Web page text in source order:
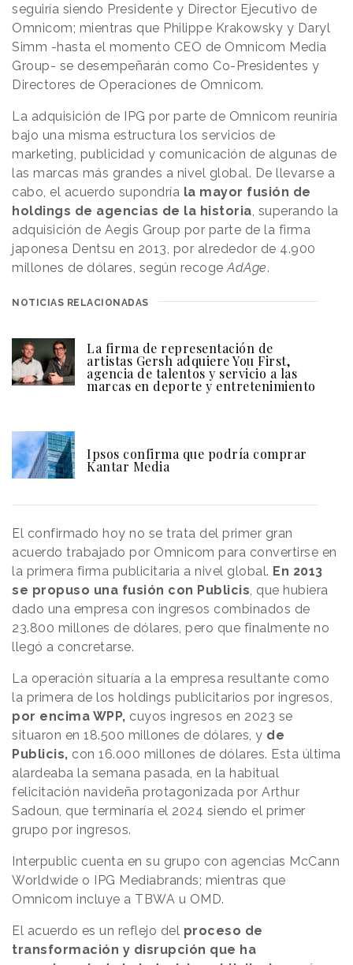
seguiría siendo Presidente y Director Ejecutivo de
Omnicom; mientras que Philippe Krakowsky y Daryl
Simm -hasta el momento CEO de Omnicom Media
Group- se desempeñarán como Co-Presidentes y
Directores de Operaciones de Omnicom.
La adquisición de IPG por parte de Omnicom reuniría
bajo una misma estructura los servicios de
marketing, publicidad y comunicación de algunas de
las marcas más grandes a nivel global. De llevarse a
cabo, el acuerdo supondría la mayor fusión de
holdings de agencias de la historia , superando la
adquisición de Aegis Group por parte de la firma
japonesa Dentsu en 2013, por alrededor de 4.900
millones de dólares, según recoge AdAge.
NOTICIAS RELACIONADAS
La firma de representación de
artistas Gersh adquiere You First,
agencia de talentos y servicio a las
marcas en deporte y entretenimiento
Ipsos confirma que podría comprar
Kantar Media
El confirmado hoy no se trata del primer gran
acuerdo trabajado por Omnicom para convertirse en
la primera firma publicitaria a nivel global. En 2013
se propuso una fusión con Publicis , que hubiera
dado una empresa con ingresos combinados de
23.800 millones de dólares, pero que finalmente no
llegó a concretarse.
La operación situaría a la empresa resultante como
la primera de los holdings publicitarios por ingresos,
por encima WPP, cuyos ingresos en 2023 se
situaron en 18.500 millones de dólares, y de
Publicis, con 16.000 millones de dólares. Esta última
alardeaba la semana pasada, en la habitual
felicitación navideña protagonizada por Arthur
Sadoun, que terminaría el 2024 siendo el primer
grupo por ingresos.
Interpublic cuenta en su grupo con agencias McCann
Worldwide o IPG Mediabrands; mientras que
Omnicom incluye a TBWA u OMD.
El acuerdo es un reflejo del proceso de
transformación y disrupción que ha